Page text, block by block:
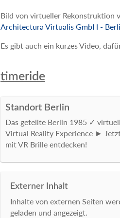
Bild von virtueller Rekonstruktion
Architectura Virtualis GmbH -
Es gibt auch ein kurzes Video,
timeride
Standort Berlin
Das geteilte Berlin 1985 ✓
Virtual Reality Experience ►
mit VR Brille entdecken!
Externer Inhalt
Inhalte von externen Seiten
geladen und angezeigt.